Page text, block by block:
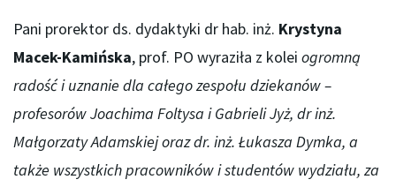
Pani prorektor ds. dydaktyki dr hab. inż. Krystyna
Macek-Kamińska, prof. PO wyraziła z kolei ogromną
radość i uznanie dla całego zespołu dziekanów –
profesorów Joachima Foltysa i Gabrieli Jyż, dr inż.
Małgorzaty Adamskiej oraz dr. inż. Łukasza Dymka, a
także wszystkich pracowników i studentów wydziału, za